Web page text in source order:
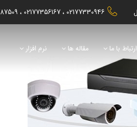
02177330946
02177356167
ارتباط با ما مقاله ها نرم افزار